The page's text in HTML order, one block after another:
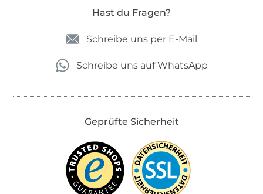
Hast du Fragen?
Schreibe uns per E-Mail
Schreibe uns auf WhatsApp
Geprüfte Sicherheit